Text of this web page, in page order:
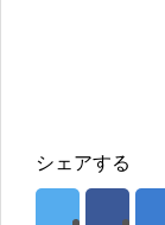
シェアする